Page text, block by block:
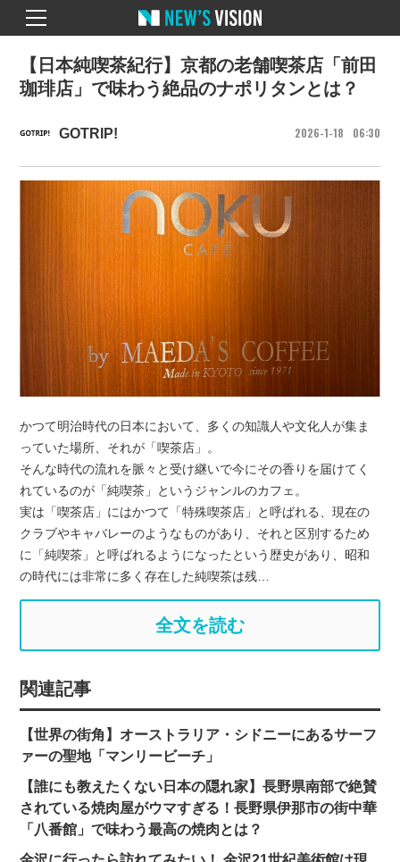
GOTRIP! 2026 1 18 06 30
【日本純喫茶紀行】京都の老舗喫茶店「前田
珈琲店」で味わう絶品のナポリタンとは？
かつて明治時代の日本において、多くの知識人や文化人が集ま
っていた場所、それが「喫茶店」。
そんな時代の流れを脈々と受け継いで今にその香りを届けてく
れているのが「純喫茶」というジャンルのカフェ。
実は「喫茶店」にはかつて「特殊喫茶店」と呼ばれる、現在の
クラブやキャバレーのようなものがあり、それと区別するため
に「純喫茶」と呼ばれるようになったという歴史があり、昭和
の時代には非常に多く存在した純喫茶は残…
全文を読む
関連記事
【世界の街角】オーストラリア・シドニーにあるサーフ
ァーの聖地「マンリービーチ」
【誰にも教えたくない日本の隠れ家】長野県南部で絶賛
されている焼肉屋がウマすぎる！長野県伊那市の街中華
「八番館」で味わう最高の焼肉とは？